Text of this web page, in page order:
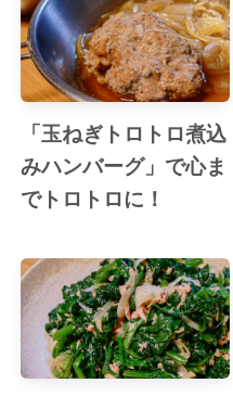
「玉ねぎトロトロ煮込
みハンバーグ」で心ま
でトロトロに！